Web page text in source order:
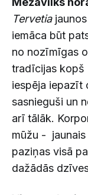
Tervetia
iemāca būt
no nozīmīgas
tradīcijas kopš
iespēja iepazīt
sasnieguši un
arī tālāk.
mūžu - jaunais
paziņas visā
dažādās